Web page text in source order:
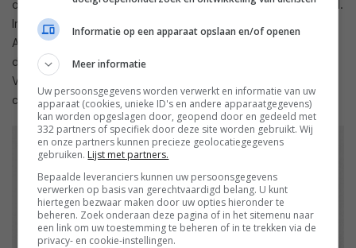
op Android 10, met daaroverheen de softwareschil EMUI 10.1.
In beide gevallen gaat het helaas niet om een geldige
Android-licentie, waardoor Google Play en allerlei andere
diensten en apps dus niet aanwezig zijn op de toestellen.
Verder heeft de P40 een ip53- en de P40 Pro een ip68-
certificaat gekregen.
Informatie op een apparaat opslaan en/of openen
Meer informatie
Uw persoonsgegevens worden verwerkt en informatie van uw
apparaat (cookies, unieke ID's en andere apparaatgegevens)
kan worden opgeslagen door, geopend door en gedeeld met
332 partners of specifiek door deze site worden gebruikt. Wij
en onze partners kunnen precieze geolocatiegegevens
gebruiken. Lijst met partners.
Bepaalde leveranciers kunnen uw persoonsgegevens
verwerken op basis van gerechtvaardigd belang. U kunt
hiertegen bezwaar maken door uw opties hieronder te
beheren. Zoek onderaan deze pagina of in het sitemenu naar
een link om uw toestemming te beheren of in te trekken via de
privacy- en cookie-instellingen.